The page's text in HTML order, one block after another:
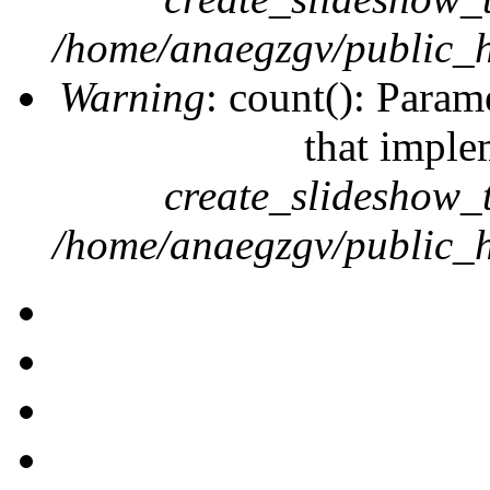
/home/anaegzgv/
Warning: count():
that
/home/anaegzgv/